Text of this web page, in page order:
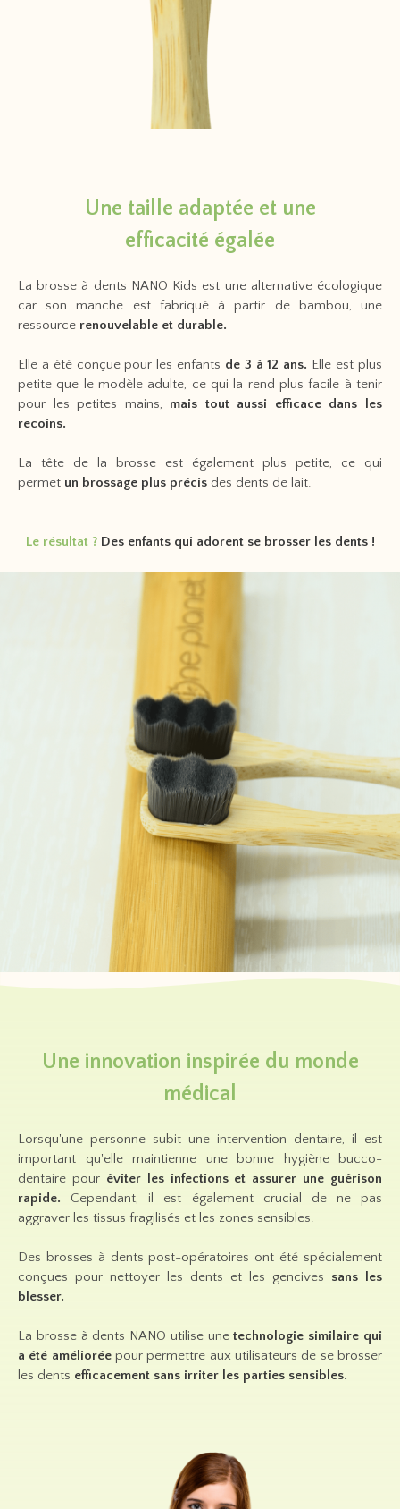
Une taille adaptée et une
efficacité égalée
La brosse à dents NANO Kids est une alternative écologique
car son manche est fabriqué à partir de bambou, une
ressource renouvelable et durable.
Elle a été conçue pour les enfants de 3 à 12 ans. Elle est plus
petite que le modèle adulte, ce qui la rend plus facile à tenir
pour les petites mains, mais tout aussi efficace dans les
recoins.
La tête de la brosse est également plus petite, ce qui
permet un brossage plus précis des dents de lait.
Le résultat ?Des enfants qui adorent se brosser les dents !
Une innovation inspirée du monde
médical
Lorsqu'une personne subit une intervention dentaire, il est
important qu'elle maintienne une bonne hygiène bucco-
dentaire pour éviter les infections et assurer une guérison
rapide. Cependant, il est également crucial de ne pas
aggraver les tissus fragilisés et les zones sensibles.
Des brosses à dents post-opératoires ont été spécialement
conçues pour nettoyer les dents et les gencives sans les
blesser.
La brosse à dents NANO utilise unetechnologie similaire qui
a été amélioréepour permettre aux utilisateurs de se brosser
les dents efficacement sans irriter les parties sensibles.